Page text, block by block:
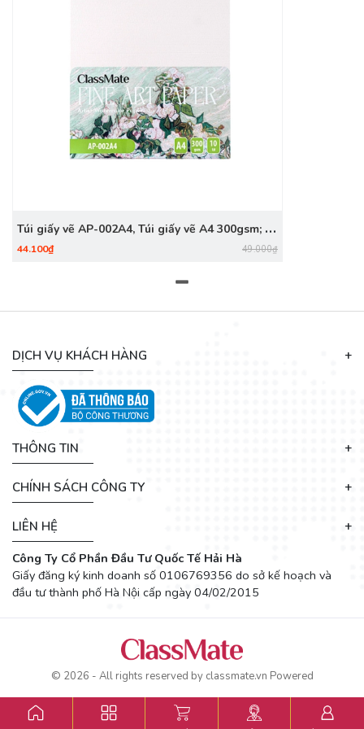
Túi giấy vẽ AP-002A4, Túi giấy vẽ A4 300gsm; 10
tờ/ túi
44.100₫ 49.000₫
DỊCH VỤ KHÁCH HÀNG
THÔNG TIN
CHÍNH SÁCH CÔNG TY
LIÊN HỆ
Công Ty Cổ Phần Đầu Tư Quốc Tế Hải Hà
Giấy đăng ký kinh doanh số 0106769356 do sở kế hoạch và
đầu tư thành phố Hà Nội cấp ngày 04/02/2015
© 2026 - All rights reserved by classmate.vn Powered